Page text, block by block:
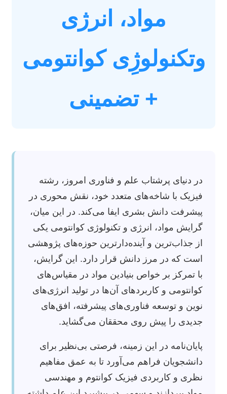
مواد، انرژی
وتکنولوژِی کوانتومی
+ تضمینی
در دنیای پرشتاب علم و فناوری امروز، رشته
فیزیک با شاخه‌های متعدد خود، نقش محوری در
پیشرفت دانش بشری ایفا می‌کند. در این میان،
گرایش مواد، انرژی و تکنولوژی کوانتومی یکی
از جذاب‌ترین و آینده‌دارترین حوزه‌های پژوهشی
است که در مرز دانش قرار دارد. این گرایش،
با تمرکز بر خواص بنیادین مواد در مقیاس‌های
کوانتومی و کاربردهای آن‌ها در تولید انرژی‌های
نوین و توسعه فناوری‌های پیشرفته، افق‌های
جدیدی را پیش روی محققان می‌گشاید.
پایان‌نامه در این زمینه، فرصتی بی‌نظیر برای
دانشجویان فراهم می‌آورد تا به عمق مفاهیم
نظری و کاربردی فیزیک کوانتوم و مهندسی